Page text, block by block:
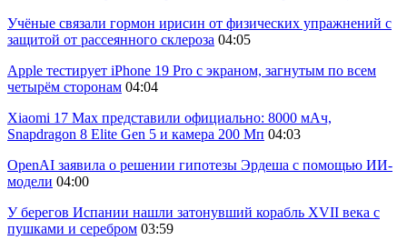
Учёные связали гормон ирисин от физических упражнений с
защитой от рассеянного склероза 04:05
Apple тестирует iPhone 19 Pro с экраном, загнутым по всем
четырём сторонам 04:04
Xiaomi 17 Max представили официально: 8000 мАч,
Snapdragon 8 Elite Gen 5 и камера 200 Мп 04:03
OpenAI заявила о решении гипотезы Эрдеша с помощью ИИ-
модели 04:00
У берегов Испании нашли затонувший корабль XVII века с
пушками и серебром 03:59